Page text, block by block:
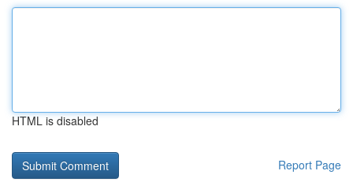
HTML is disabled
Report Page